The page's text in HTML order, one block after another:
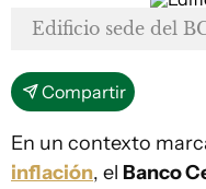
Edificio sede del
Compartir
En un contexto
inflación, el Banco